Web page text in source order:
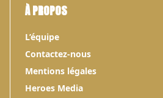
À PROPOS
L’équipe
Contactez-nous
Mentions légales
Heroes Media